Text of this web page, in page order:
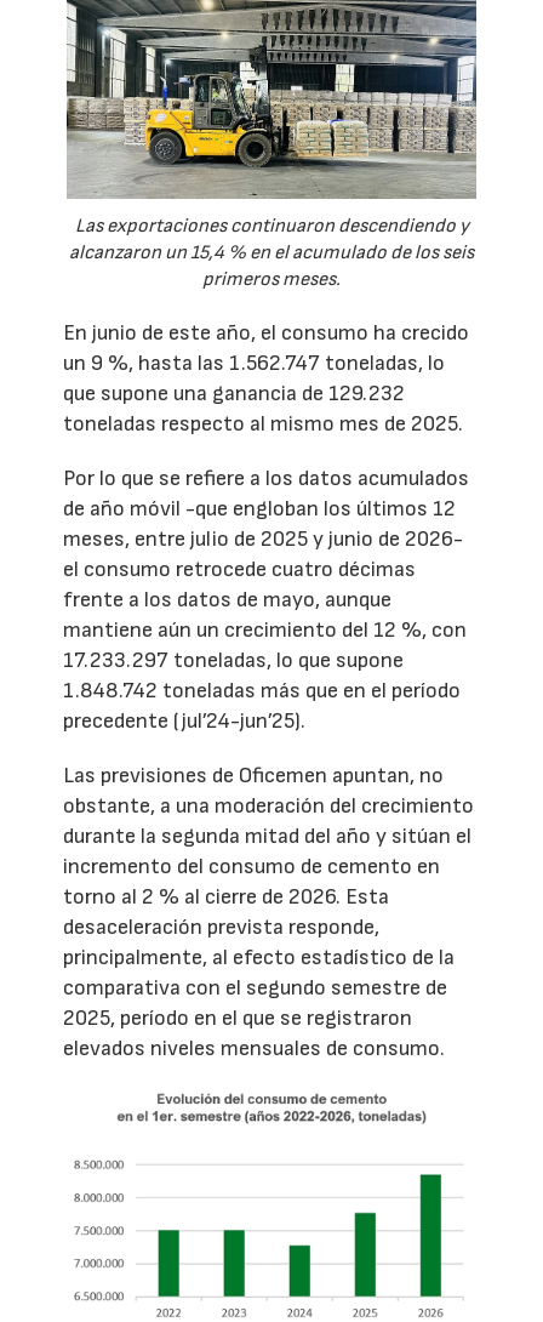
Las exportaciones continuaron descendiendo y
alcanzaron un 15,4 % en el acumulado de los seis
primeros meses.
En junio de este año, el consumo ha crecido
un 9 %, hasta las 1.562.747 toneladas, lo
que supone una ganancia de 129.232
toneladas respecto al mismo mes de 2025.
Por lo que se refiere a los datos acumulados
de año móvil -que engloban los últimos 12
meses, entre julio de 2025 y junio de 2026-
el consumo retrocede cuatro décimas
frente a los datos de mayo, aunque
mantiene aún un crecimiento del 12 %, con
17.233.297 toneladas, lo que supone
1.848.742 toneladas más que en el período
precedente (jul’24-jun’25).
Las previsiones de Oficemen apuntan, no
obstante, a una moderación del crecimiento
durante la segunda mitad del año y sitúan el
incremento del consumo de cemento en
torno al 2 % al cierre de 2026. Esta
desaceleración prevista responde,
principalmente, al efecto estadístico de la
comparativa con el segundo semestre de
2025, período en el que se registraron
elevados niveles mensuales de consumo.